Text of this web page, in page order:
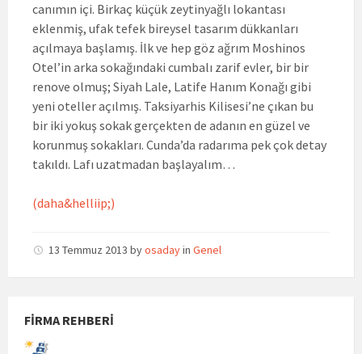
canımın içi. Birkaç küçük zeytinyağlı lokantası
eklenmiş, ufak tefek bireysel tasarım dükkanları
açılmaya başlamış. İlk ve hep göz ağrım Moshinos
Otel’in arka sokağındaki cumbalı zarif evler, bir bir
renove olmuş; Siyah Lale, Latife Hanım Konağı gibi
yeni oteller açılmış. Taksiyarhis Kilisesi’ne çıkan bu
bir iki yokuş sokak gerçekten de adanın en güzel ve
korunmuş sokakları. Cunda’da radarıma pek çok detay
takıldı. Lafı uzatmadan başlayalım…
(daha&helliip;)
13 Temmuz 2013 byosadayin Genel
FIRMA REHBERI